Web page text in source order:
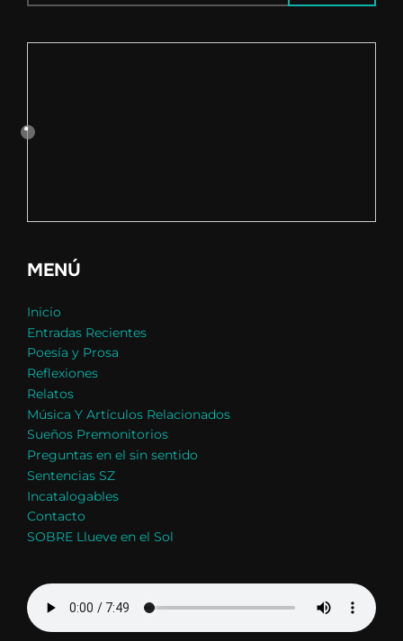
MENÚ
Inicio
Entradas Recientes
Poesía y Prosa
Reflexiones
Relatos
Música Y Artículos Relacionados
Sueños Premonitorios
Preguntas en el sin sentido
Sentencias SZ
Incatalogables
Contacto
SOBRE Llueve en el Sol